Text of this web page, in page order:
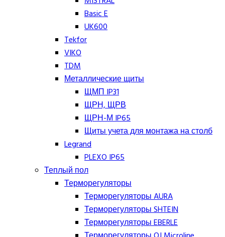
Basic E
UK600
Tekfor
VIKO
TDM
Металлические щиты
ЩМП IP31
ЩРН, ЩРВ
ЩРН-М IP65
Щиты учета для монтажа на столб
Legrand
PLEXO IP65
Теплый пол
Терморегуляторы
Терморегуляторы AURA
Терморегуляторы SHTEIN
Терморегуляторы EBERLE